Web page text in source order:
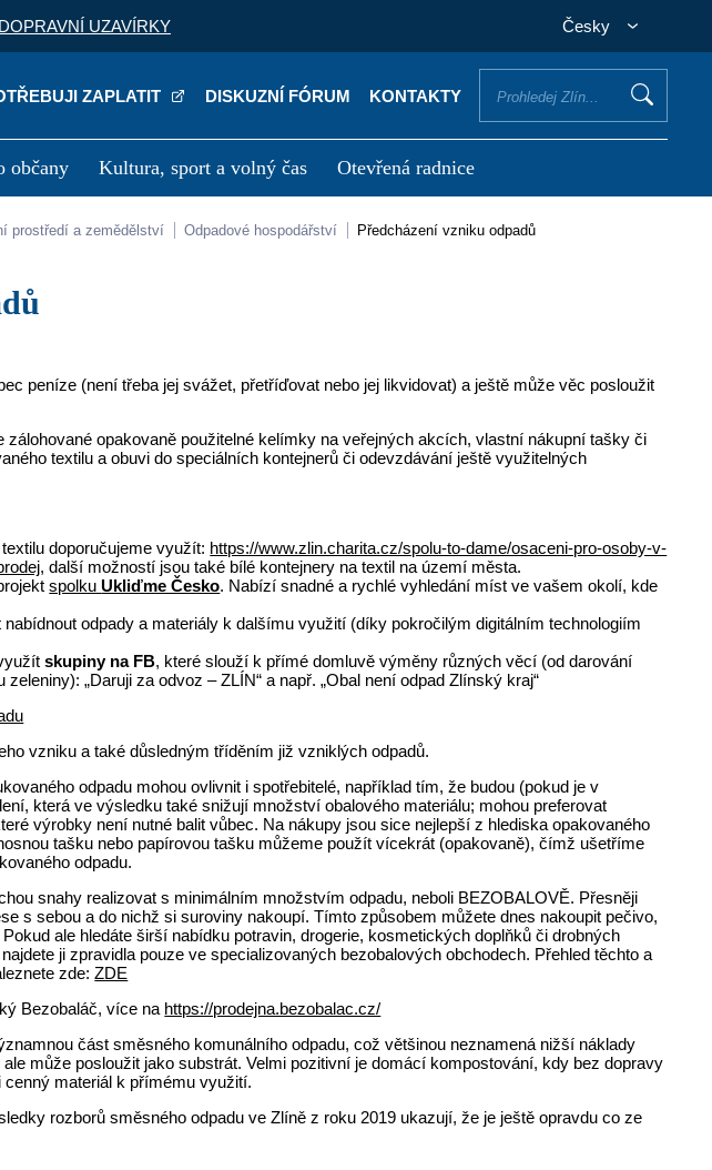
DOPRAVNÍ UZAVÍRKY Česky
ZAPLATIT DISKUZNÍ FÓRUM KONTAKTY
občany Kultura, sport a volný čas Otevřená radnice
Potřebuji vyřídit Potřebuji zaplatit
prostředí a zemědělství Odpadové hospodářství Předcházení vzniku odpadů
peníze (není třeba jej svážet, přetříďovat nebo jej likvidovat) a ještě může věc posloužit
opakovaně použitelné kelímky na veřejných akcích, vlastní nákupní tašky či
textilu a obuvi do speciálních kontejnerů či odevzdávání ještě využitelných
doporučujeme využít: https://www.zlin.charita.cz/spolu-to-dame/osaceni-pro-osoby-v-
, další možností jsou také bílé kontejnery na textil na území města.
spolkuUkliďme Česko. Nabízí snadné a rychlé vyhledání míst ve vašem okolí, kde
odpady a materiály k dalšímu využití (díky pokročilým digitálním technologiím
skupiny na FB, které slouží k přímé domluvě výměny různých věcí (od darování
„Daruji za odvoz – ZLÍN“ a např. „Obal není odpad Zlínský kraj“
vzniku a také důsledným tříděním již vzniklých odpadů.
odpadu mohou ovlivnit i spotřebitelé, například tím, že budou (pokud je v
která ve výsledku také snižují množství obalového materiálu; mohou preferovat
výrobky není nutné balit vůbec. Na nákupy jsou sice nejlepší z hlediska opakovaného
tašku nebo papírovou tašku můžeme použít vícekrát (opakovaně), čímž ušetříme
odpadu.
snahy realizovat s minimálním množstvím odpadu, neboli BEZOBALOVĚ. Přesněji
s sebou a do nichž si suroviny nakoupí. Tímto způsobem můžete dnes nakoupit pečivo,
ale hledáte širší nabídku potravin, drogerie, kosmetických doplňků či drobných
ji zpravidla pouze ve specializovaných bezobalových obchodech. Přehled těchto a
zde:ZDE
Bezobaláč, více na https://prodejna.bezobalac.cz/
část směsného komunálního odpadu, což většinou neznamená nižší náklady
může posloužit jako substrát. Velmi pozitivní je domácí kompostování, kdy bez dopravy
materiál k přímému využití.
rozborů směsného odpadu ve Zlíně z roku 2019 ukazují, že je ještě opravdu co ze